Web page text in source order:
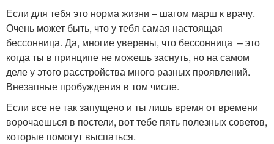
Если для тебя это норма жизни – шагом марш к врачу.
Очень может быть, что у тебя самая настоящая
бессонница. Да, многие уверены, что бессонница – это
когда ты в принципе не можешь заснуть, но на самом
деле у этого расстройства много разных проявлений.
Внезапные пробуждения в том числе.
Если все не так запущено и ты лишь время от времени
ворочаешься в постели, вот тебе пять полезных советов,
которые помогут выспаться.